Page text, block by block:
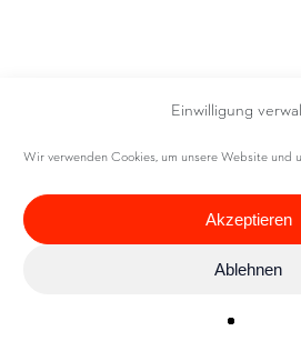
Einwilligung
Wir verwenden Cookies, um unsere Website und
Akzeptieren
Ablehnen